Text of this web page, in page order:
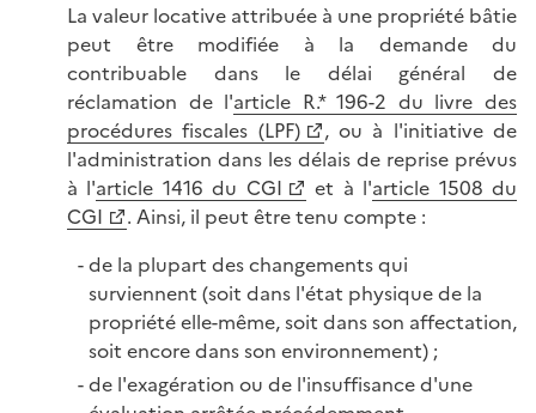
La valeur locative attribuée à une propriété bâtie
peut être modifiée à la demande du
contribuable dans le délai général de
réclamation de l'article R.* 196-2 du livre des
procédures fiscales (LPF)
, ou à l'initiative de
l'administration dans les délais de reprise prévus
à l'article 1416 du CGI et à l'article 1508 du
CGI
. Ainsi, il peut être tenu compte :
de la plupart des changements qui
surviennent (soit dans l'état physique de la
propriété elle-même, soit dans son affectation,
soit encore dans son environnement) ;
de l'exagération ou de l'insuffisance d'une